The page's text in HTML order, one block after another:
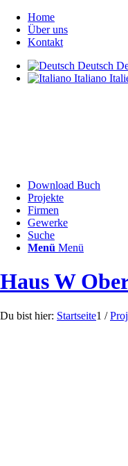
Home
Über uns
Kontakt
Deutsch
Italiano
Download Buch
Projekte
Firmen
Gewerke
Suche
Menü Menü
Haus W
Du bist hier: Startseite1 /